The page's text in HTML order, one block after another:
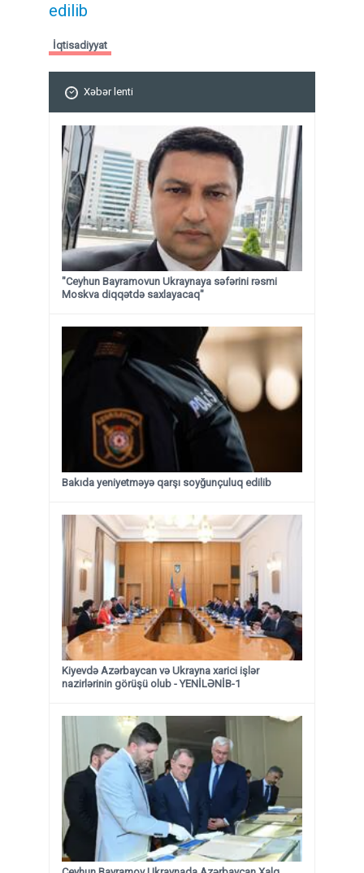
edilib
İqtisadiyyat
Xəbər lenti
"Ceyhun Bayramovun Ukraynaya səfərini rəsmi
Moskva diqqətdə saxlayacaq"
Bakıda yeniyetməyə qarşı soyğunçuluq edilib
Kiyevdə Azərbaycan və Ukrayna xarici işlər
nazirlərinin görüşü olub - YENİLƏNİB-1